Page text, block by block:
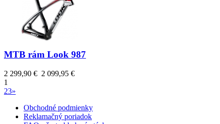
MTB rám Look 987
2 299,90 € 2 099,95 €
1
23»
Obchodné podmienky
Reklamačný poriadok